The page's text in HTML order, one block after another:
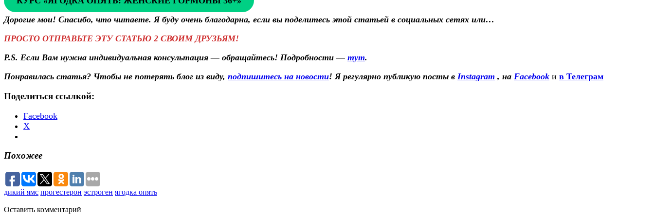
Дорогие мои! Спасибо, что читаете. Я буду очень благодарна, если вы поделитесь этой статьей в социальных сетях или…
ПРОСТО ОТПРАВЬТЕ ЭТУ СТАТЬЮ 2 СВОИМ ДРУЗЬЯМ!
P.S. Если Вам нужна индивидуальная консультация — обращайтесь! Подробности — тут.
Понравилась статья? Чтобы не потерять блог из виду, подпишитесь на новости! Я регулярно публикую посты в Instagram , на Facebook и в Телеграм
Поделиться ссылкой:
Facebook
X
Похожее
дикий ямс прогестерон эстроген ягодка опять
Оставить комментарий